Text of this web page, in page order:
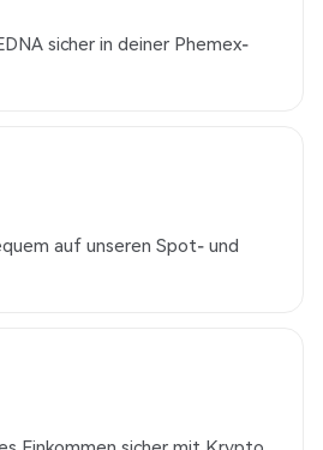
sicher in deiner Phemex-
auf unseren Spot- und